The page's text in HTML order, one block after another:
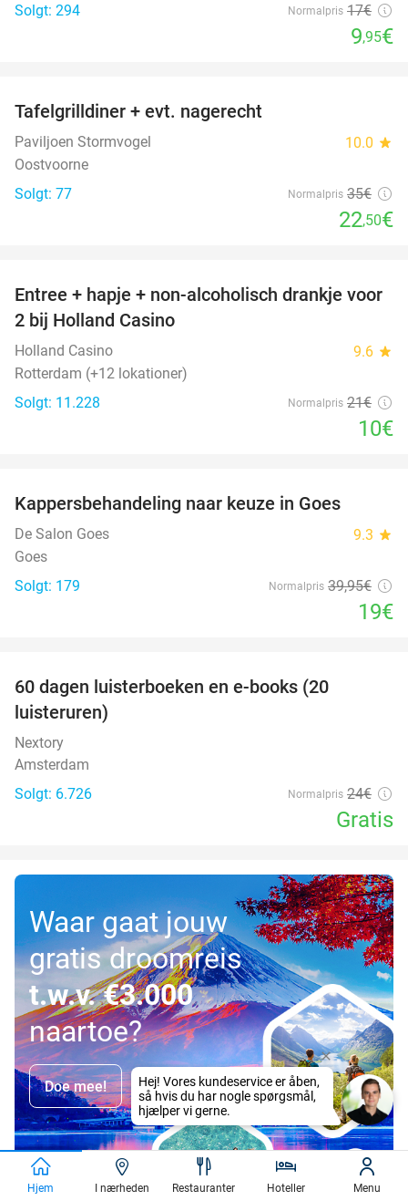
Solgt: 294
Normalpris 17€
9,95€
Tafelgrilldiner + evt. nagerecht
Paviljoen Stormvogel 10.0 star
Oostvoorne
Solgt: 77
Normalpris 35€
22,50€
52%
Entree + hapje + non-alcoholisch drankje voor
2 bij Holland Casino
Holland Casino 9.6 star
Rotterdam (+12 lokationer)
Solgt: 11.228
Normalpris 21€
10€
Kappersbehandeling naar keuze in Goes
De Salon Goes 9.3 star
Goes
Solgt: 179
Normalpris 39,95€
19€
60 dagen luisterboeken en e-books (20
luisteruren)
Nextory
Amsterdam
Solgt: 6.726
Normalpris 24€
Gratis
Waar gaat jouw
gratis droomreis
t.w.v. €3.000
naartoe?
Doe mee!
Hjem I nærheden Restauranter Hoteller Menu